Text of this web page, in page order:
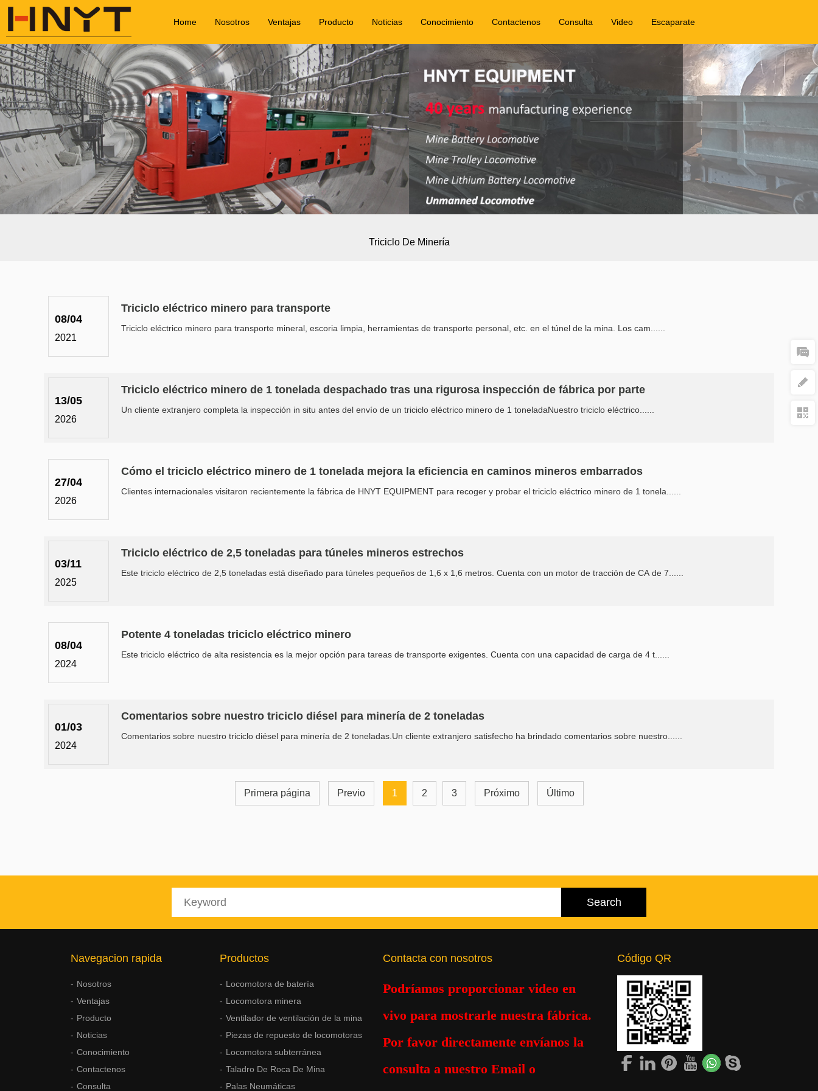
Home Nosotros Ventajas Producto Noticias Conocimiento Contactenos Consulta Video Escaparate
Triciclo De Minería
08/04
2021
Triciclo eléctrico minero para transporte
Triciclo eléctrico minero para transporte mineral, escoria limpia, herramientas de transporte personal, etc. en el túnel de la mina. Los cam......
13/05
2026
Triciclo eléctrico minero de 1 tonelada despachado tras una rigurosa inspección de fábrica por parte
Un cliente extranjero completa la inspección in situ antes del envío de un triciclo eléctrico minero de 1 toneladaNuestro triciclo eléctrico......
27/04
2026
Cómo el triciclo eléctrico minero de 1 tonelada mejora la eficiencia en caminos mineros embarrados
Clientes internacionales visitaron recientemente la fábrica de HNYT EQUIPMENT para recoger y probar el triciclo eléctrico minero de 1 tonela......
03/11
2025
Triciclo eléctrico de 2,5 toneladas para túneles mineros estrechos
Este triciclo eléctrico de 2,5 toneladas está diseñado para túneles pequeños de 1,6 x 1,6 metros. Cuenta con un motor de tracción de CA de 7......
08/04
2024
Potente 4 toneladas triciclo eléctrico minero
Este triciclo eléctrico de alta resistencia es la mejor opción para tareas de transporte exigentes. Cuenta con una capacidad de carga de 4 t......
01/03
2024
Comentarios sobre nuestro triciclo diésel para minería de 2 toneladas
Comentarios sobre nuestro triciclo diésel para minería de 2 toneladas.Un cliente extranjero satisfecho ha brindado comentarios sobre nuestro......
Primera página Previo 1 2 3 Próximo Último
Navegacion rapida
Nosotros
Ventajas
Producto
Noticias
Conocimiento
Contactenos
Consulta
Productos
Locomotora de batería
Locomotora minera
Ventilador de ventilación de la mina
Piezas de repuesto de locomotoras
Locomotora subterránea
Taladro De Roca De Mina
Palas Neumáticas
Contacta con nosotros
Podríamos proporcionar video en
vivo para mostrarle nuestra fábrica.
Por favor directamenteenvíanos la
consulta a nuestro Email o
Código QR